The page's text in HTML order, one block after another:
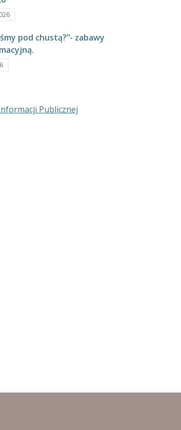
pod chustą?”- zabawy
Publicznej